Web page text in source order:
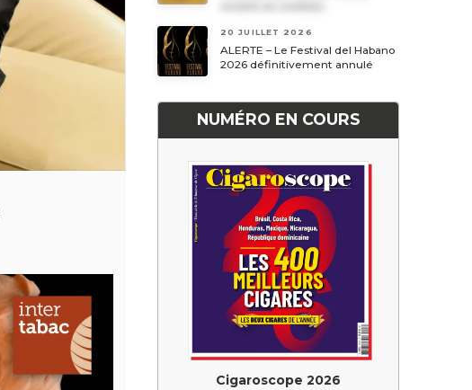
20 JUILLET 2026
ALERTE – Le Festival del Habano
2026 définitivement annulé
NUMÉRO EN COURS
Cigaroscope 2026